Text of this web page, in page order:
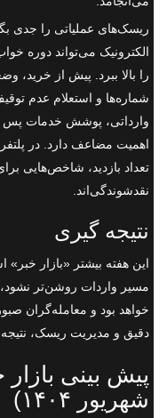
ریسک‌های عملیاتی را جدی
الکترونیک می‌تواند دوره
را بالا ببرد. پیش از خرید،
شماره‌ها و استعلام عدم
وارداتی، پوشش خدمات پس
اهمیت مضاعف دارد. در
تعداد بازدید، شاخص‌هایی
نقدشوندگی‌اند.
نتیجه گیری
این هفته بیشتر «بازار خبر»
مسیر واردات روشن‌تر نشود،
خواهد بود و معامله‌گران
دقیق و مدیریت ریسک، نتیجه
شهریور ۱۴۰۴)